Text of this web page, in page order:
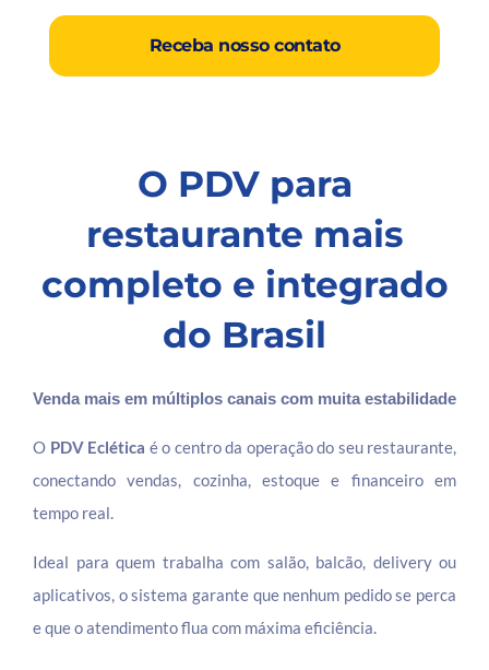
Receba nosso contato
O PDV para
restaurante mais
completo e integrado
do Brasil
Venda mais em múltiplos canais com muita estabilidade
O PDV Eclética é o centro da operação do seu restaurante,
conectando vendas, cozinha, estoque e financeiro em
tempo real.
Ideal para quem trabalha com salão, balcão, delivery ou
aplicativos, o sistema garante que nenhum pedido se perca
e que o atendimento flua com máxima eficiência.